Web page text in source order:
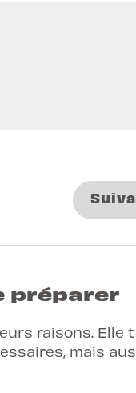
préparer
raisons. Elle
mais